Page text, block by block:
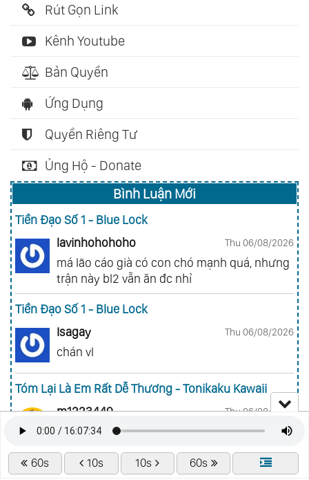
60s 10s 10s 60s
Rút Gọn Link
Kênh Youtube
Bản Quyền
Ứng Dụng
Quyền Riêng Tư
Ủng Hộ - Donate
Bình Luận Mới
Tiền Đạo Số 1 - Blue Lock
lavinhohohoho
Thu 06/08/2026
má lão cáo già có con chó mạnh quá, nhưng
trận này bl2 vẫn ăn đc nhỉ
Tiền Đạo Số 1 - Blue Lock
Isagay
Thu 06/08/2026
chán vl
Tóm Lại Là Em Rất Dễ Thương - Tonikaku Kawaii
m1223449
Thu 06/08/2026
Ad da chap mới đê lười quá ròi
Sát Thủ Về Vườn - Sakamoto Days